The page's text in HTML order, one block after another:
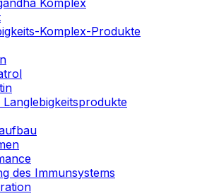
Komplex-Produkte
Langlebigkeitsprodukte
des Immunsystems